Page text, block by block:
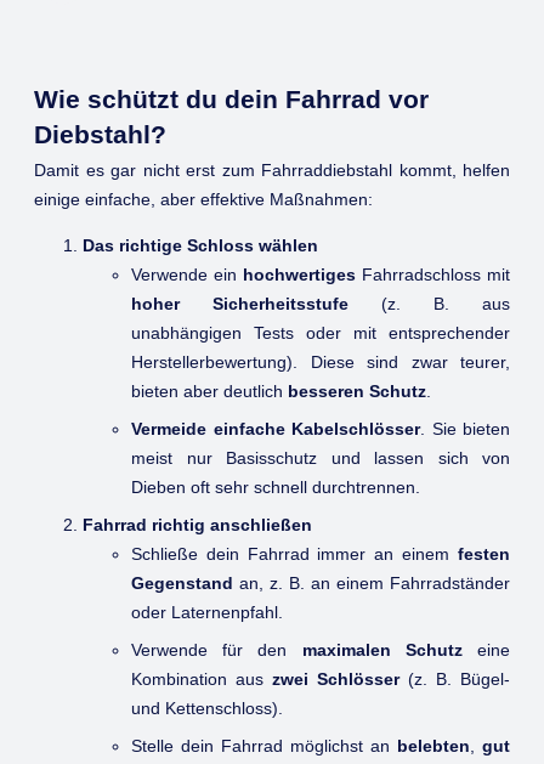
Wie schützt du dein Fahrrad vor
Diebstahl?
Damit es gar nicht erst zum Fahrraddiebstahl kommt, helfen
einige einfache, aber effektive Maßnahmen:
Das richtige Schloss wählen
Verwende ein hochwertiges Fahrradschloss mit
hoher Sicherheitsstufe (z. B. aus
unabhängigen Tests oder mit entsprechender
Herstellerbewertung). Diese sind zwar teurer,
bieten aber deutlich besseren Schutz
Vermeide einfache Kabelschlösser. Sie bieten
meist nur Basisschutz und lassen sich von
Dieben oft sehr schnell durchtrennen.
Fahrrad richtig anschließen
Schließe dein Fahrrad immer an einem festen
Gegenstand an, z. B. an einem Fahrradständer
oder Laternenpfahl.
Verwende für den maximalen Schutzeine
Kombination aus zwei Schlösser(z. B. Bügel-
und Kettenschloss).
Stelle dein Fahrrad möglichst an belebten
gut